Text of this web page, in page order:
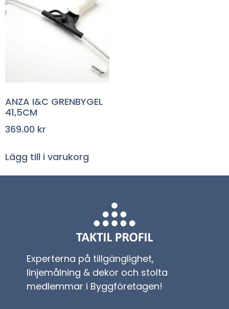
ANZA I&C GRENBYGEL
41,5CM
369.00 kr
Lägg till i varukorg
Experterna på tillgänglighet,
linjemålning & dekor och stolta
medlemmar i Byggföretagen!